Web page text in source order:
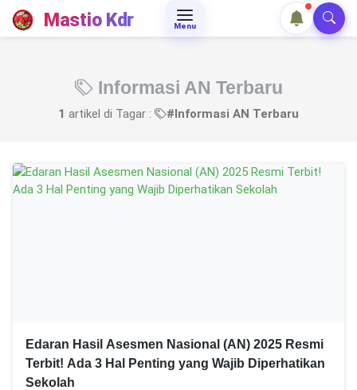
Mastio Kdr Menu
Informasi AN Terbaru
1 artikel di Tagar : #Informasi AN Terbaru
Edaran Hasil Asesmen Nasional (AN) 2025 Resmi
Terbit! Ada 3 Hal Penting yang Wajib Diperhatikan
Sekolah